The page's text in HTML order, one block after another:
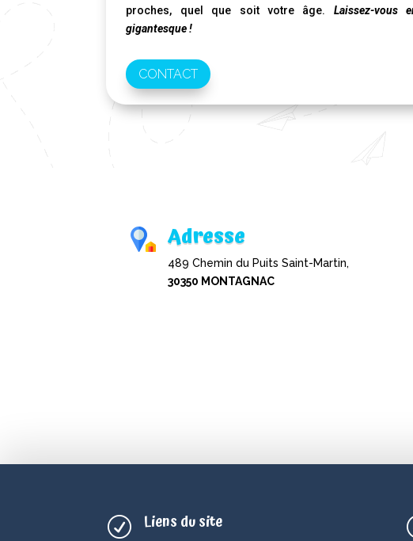
proches, quel que soit votre âge. Laissez-vous
gigantesque !
CONTACT
Adresse
489 Chemin du Puits Saint-Martin,
30350 MONTAGNAC
R Liens du site